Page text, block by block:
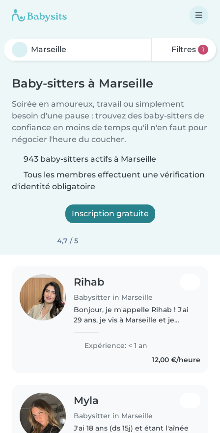
Filtres 1
Baby-sitters à Marseille
Soirée en amoureux, travail ou simplement
besoin d'une pause : trouvez des baby-sitters de
confiance en moins de temps qu'il n'en faut pour
négocier l'heure du coucher.
943 baby-sitters actifs à Marseille
Tous les membres effectuent une vérification
d'identité obligatoire
Inscription gratuite
4,7 / 5
Rihab
Babysitter in Marseille
Bonjour, je m'appelle Rihab ! J'ai
29 ans, je vis à Marseille et je
plusieurs années — que ce soit
pour ma famille, des voisins ou
de façon plus régulière...
Expérience: < 1 an
12,00 €/heure
Myla
Babysitter in Marseille
J'ai 18 ans (ds 15j) et étant l'aînée